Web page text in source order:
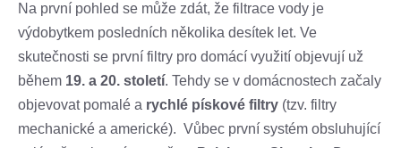
Na první pohled se může zdát, že filtrace vody je
výdobytkem posledních několika desítek let. Ve
skutečnosti se první filtry pro domácí využití objevují už
během 19. a 20. století. Tehdy se v domácnostech začaly
objevovat pomalé a rychlé pískové filtry (tzv. filtry
mechanické a americké). Vůbec první systém obsluhující